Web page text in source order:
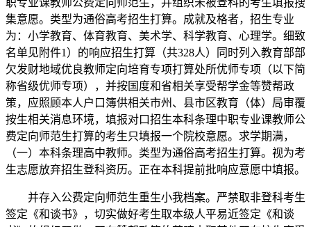
职专业课教师公费定向师范生，并组织未被登科的考生填报搜
集意愿。类型为通俗高考招生打算。成就及格者，招生专业
为：小学教育、体育教育、美术学、科学教育、心理学。细致
名单见附件1）的响应招生打算（共328人）同时列入教育部部
欠发财地域优良教师定向培育专项打算处所优师专项（以下简
称省级优师专项），并按国度和省相关享受帮学金等赞帮政
策，应照顾本人户口簿供相关市州、县市区教育（体）局审覆
按生相关消息环境，填报对口招生本科条理中职专业课教师公
费定向师范生打算的考生只填报一个院校意愿。求学期满，
（一）本科条理高中教师。类型为通俗高考招生打算。视为考
生志愿放弃招生登科资历。正在本科提前批响应意愿中填报。
并存入公费定向师范生重生小我档案。严禁取非登科考生
签定《和谈书》，切实做好考生取本级人平易近签定《和谈